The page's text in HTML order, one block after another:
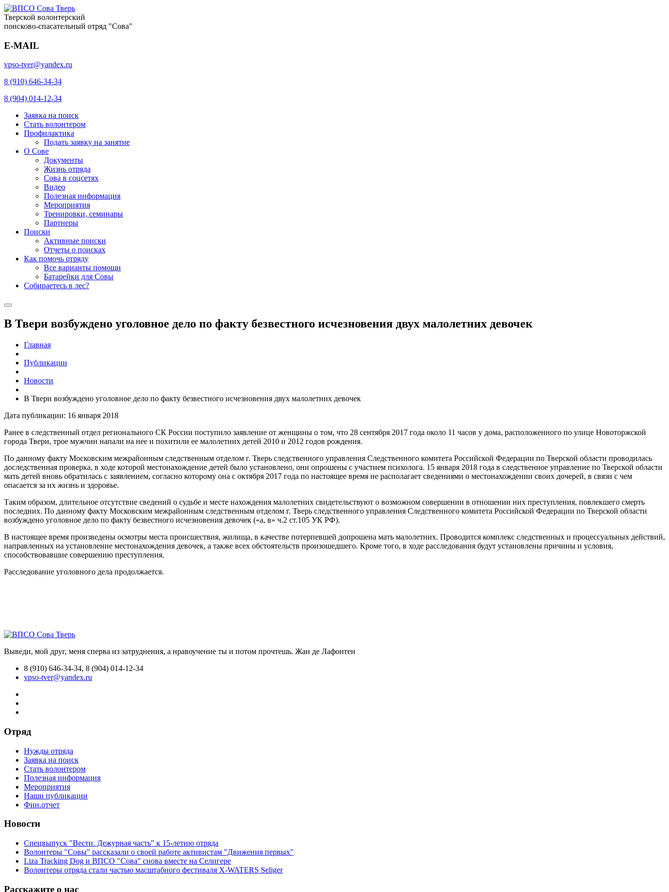
Тверской волонтерский
поисково-спасательный отряд "Сова"
E-MAIL
vpso-tver@yandex.ru
8 (910) 646-34-34
8 (904) 014-12-34
Заявка на поиск
Стать волонтером
Профилактика
Подать заявку на занятие
О Сове
Документы
Жизнь отряда
Сова в соцсетях
Видео
Полезная информация
Мероприятия
Тренировки, семинары
Партнеры
Поиски
Активные поиски
Отчеты о поисках
Как помочь отряду
Все варианты помощи
Батарейки для Совы
Собираетесь в лес?
В Твери возбуждено уголовное дело по факту безвестного исчезновения двух малолетних девочек
Главная
Публикации
Новости
В Твери возбуждено уголовное дело по факту безвестного исчезновения двух малолетних девочек
Дата публикации: 16 января 2018
Ранее в следственный отдел регионального СК России поступило заявление от женщины о том, что 28 сентября 2017 года около 11 часов у дома, расположенного по улице Новоторжской
города Твери, трое мужчин напали на нее и похитили ее малолетних детей 2010 и 2012 годов рождения.
По данному факту Московским межрайонным следственным отделом г. Тверь следственного управления Следственного комитета Российской Федерации по Тверской области проводилась
доследственная проверка, в ходе которой местонахождение детей было установлено, они опрошены с участием психолога. 15 января 2018 года в следственное управление по Тверской области
мать детей вновь обратилась с заявлением, согласно которому она с октября 2017 года по настоящее время не располагает сведениями о местонахождении своих дочерей, в связи с чем
опасается за их жизнь и здоровье.
Таким образом, длительное отсутствие сведений о судьбе и месте нахождения малолетних свидетельствуют о возможном совершении в отношении них преступления, повлекшего смерть
последних. По данному факту Московским межрайонным следственным отделом г. Тверь следственного управления Следственного комитета Российской Федерации по Тверской области
возбуждено уголовное дело по факту безвестного исчезновения девочек («а, в» ч.2 ст.105 УК РФ).
В настоящее время произведены осмотры места происшествия, жилища, в качестве потерпевшей допрошена мать малолетних. Проводится комплекс следственных и процессуальных действий,
направленных на установление местонахождения девочек, а также всех обстоятельств произошедшего. Кроме того, в ходе расследования будут установлены причины и условия,
способствовавшие совершению преступления.
Расследование уголовного дела продолжается.
Выведи, мой друг, меня сперва из затруднения, а нравоучение ты и потом прочтешь. Жан де Лафонтен
8 (910) 646-34-34, 8 (904) 014-12-34
vpso-tver@yandex.ru
Отряд
Нужды отряда
Заявка на поиск
Стать волонтером
Полезная информация
Мероприятия
Наши публикации
Фин.отчет
Новости
Спецвыпуск "Вести. Дежурная часть" к 15-летию отряда
Волонтеры "Совы" рассказали о своей работе активистам "Движения первых"
Liza Tracking Dog и ВПСО "Сова" снова вместе на Селигере
Волонтеры отряда стали частью масштабного фестиваля X-WATERS Seliger
Расскажите о нас